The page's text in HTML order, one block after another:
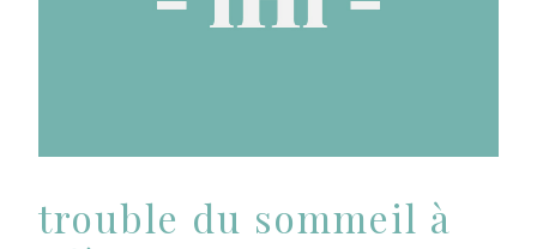
trouble du sommeil à